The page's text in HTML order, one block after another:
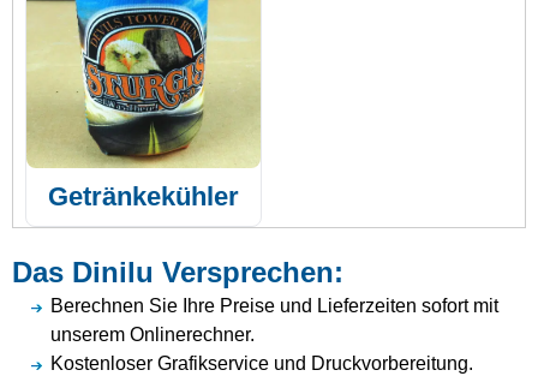
Getränkekühler
Das Dinilu Versprechen:
Berechnen Sie Ihre Preise und Lieferzeiten sofort mit
unserem Onlinerechner.
Kostenloser Grafikservice und Druckvorbereitung.